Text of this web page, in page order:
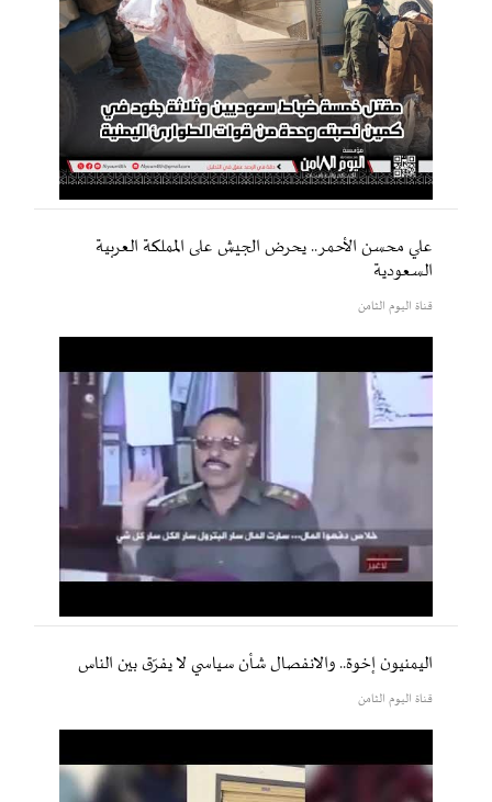
علي محسن الأحمر.. يحرض الجيش على المملكة العربية
السعودية
قناة اليوم الثامن
اليمنيون إخوة.. والانفصال شأن سياسي لا يفرّق بين الناس
قناة اليوم الثامن